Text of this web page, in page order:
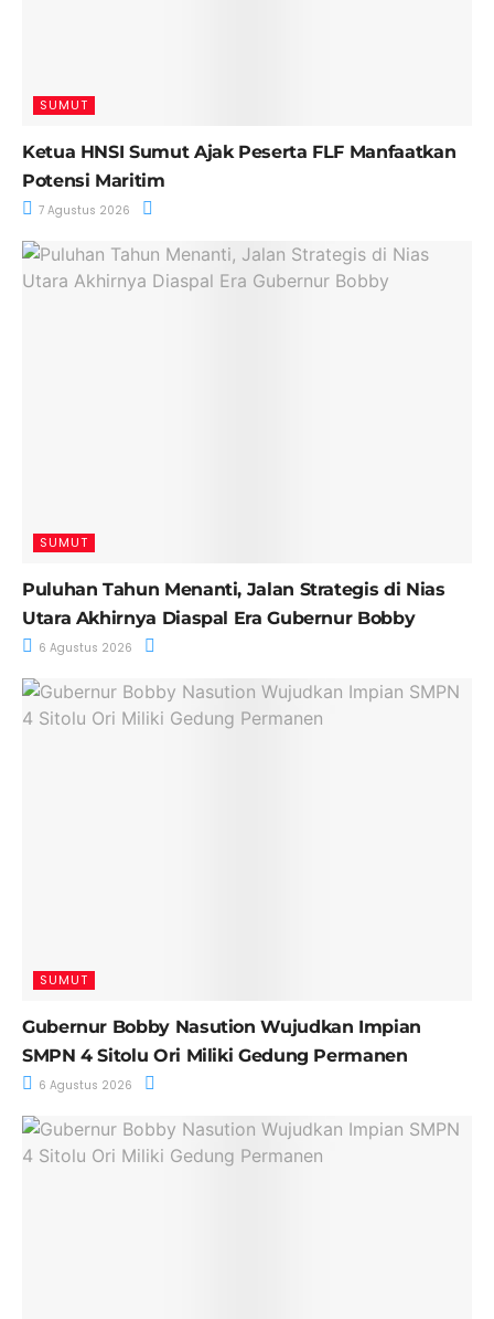
SUMUT
Ketua HNSI Sumut Ajak Peserta FLF Manfaatkan
Potensi Maritim
7 Agustus 2026
SUMUT
Puluhan Tahun Menanti, Jalan Strategis di Nias
Utara Akhirnya Diaspal Era Gubernur Bobby
6 Agustus 2026
SUMUT
Gubernur Bobby Nasution Wujudkan Impian
SMPN 4 Sitolu Ori Miliki Gedung Permanen
6 Agustus 2026